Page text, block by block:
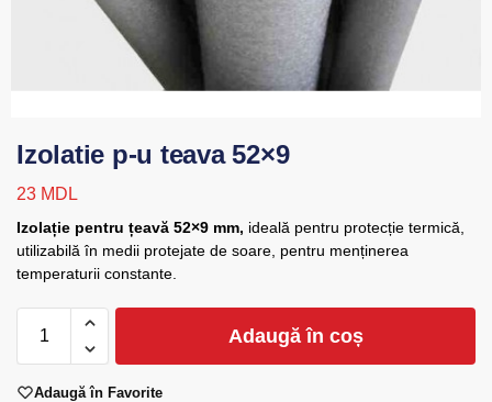
Izolatie p-u teava 52×9
23 MDL
Izolație pentru țeavă 52×9 mm, ideală pentru protecție termică,
utilizabilă în medii protejate de soare, pentru menținerea
temperaturii constante.
Adaugă în coș
Adaugă în Favorite